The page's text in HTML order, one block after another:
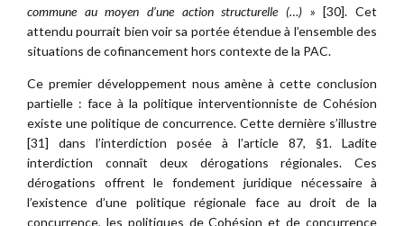
commune au moyen d’une action structurelle (…) » [30]. Cet
attendu pourrait bien voir sa portée étendue à l’ensemble des
situations de cofinancement hors contexte de la PAC.
Ce premier développement nous amène à cette conclusion
partielle : face à la politique interventionniste de Cohésion
existe une politique de concurrence. Cette dernière s’illustre
[31] dans l’interdiction posée à l’article 87, §1. Ladite
interdiction connaît deux dérogations régionales. Ces
dérogations offrent le fondement juridique nécessaire à
l’existence d’une politique régionale face au droit de la
concurrence, les politiques de Cohésion et de concurrence